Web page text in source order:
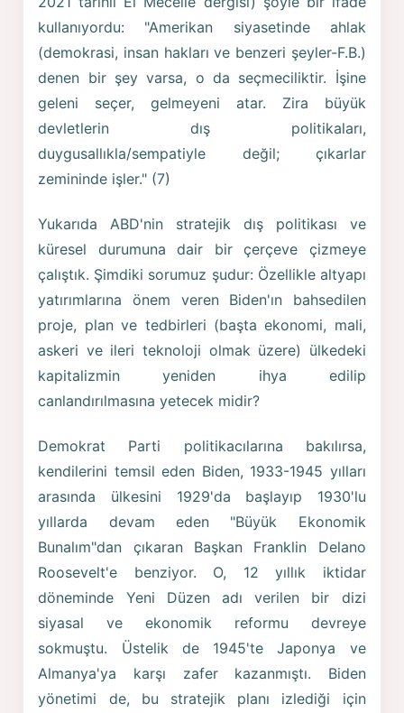
kullanıyordu: "Amerikan siyasetinde ahlak
(demokrasi, insan hakları ve benzeri şeyler-F.B.)
denen bir şey varsa, o da seçmeciliktir. İşine
geleni seçer, gelmeyeni atar. Zira büyük
devletlerin dış politikaları,
duygusallıkla/sempatiyle değil; çıkarlar
zemininde işler." (7)
Yukarıda ABD'nin stratejik dış politikası ve
küresel durumuna dair bir çerçeve çizmeye
çalıştık. Şimdiki sorumuz şudur: Özellikle altyapı
yatırımlarına önem veren Biden'ın bahsedilen
proje, plan ve tedbirleri (başta ekonomi, mali,
askeri ve ileri teknoloji olmak üzere) ülkedeki
kapitalizmin yeniden ihya edilip
canlandırılmasına yetecek midir?
Demokrat Parti politikacılarına bakılırsa,
kendilerini temsil eden Biden, 1933-1945 yılları
arasında ülkesini 1929'da başlayıp 1930'lu
yıllarda devam eden "Büyük Ekonomik
Bunalım"dan çıkaran Başkan Franklin Delano
Roosevelt'e benziyor. O, 12 yıllık iktidar
döneminde Yeni Düzen adı verilen bir dizi
siyasal ve ekonomik reformu devreye
sokmuştu. Üstelik de 1945'te Japonya ve
Almanya'ya karşı zafer kazanmıştı. Biden
yönetimi de, bu stratejik planı izlediği için